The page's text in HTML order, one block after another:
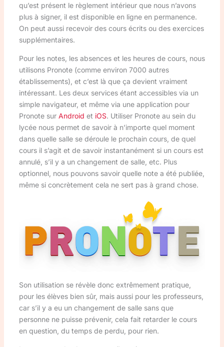
qu’est présent le règlement intérieur que nous n’avons
plus à signer, il est disponible en ligne en permanence.
On peut aussi recevoir des cours écrits ou des exercices
supplémentaires.
Pour les notes, les absences et les heures de cours, nous
utilisons Pronote (comme environ 7000 autres
établissements), et c’est là que ça devient vraiment
intéressant. Les deux services étant accessibles via un
simple navigateur, et même via une application pour
Pronote sur Android et iOS. Utiliser Pronote au sein du
lycée nous permet de savoir à n’importe quel moment
dans quelle salle se déroule le prochain cours, de quel
cours il s’agit et de savoir instantanément si un cours est
annulé, s’il y a un changement de salle, etc. Plus
optionnel, nous pouvons savoir quelle note a été publiée,
même si concrètement cela ne sert pas à grand chose.
Son utilisation se révèle donc extrêmement pratique,
pour les élèves bien sûr, mais aussi pour les professeurs,
car s’il y a eu un changement de salle sans que
personne ne puisse prévenir, cela fait retarder le cours
en question, du temps de perdu, pour rien.